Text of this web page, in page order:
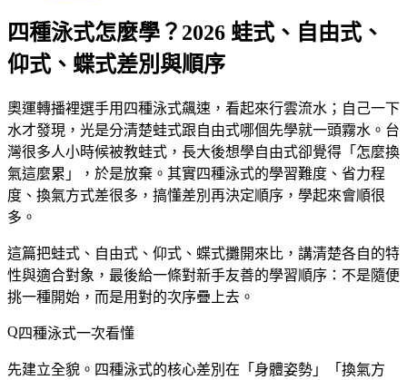
四種泳式怎麼學？2026 蛙式、自由式、
仰式、蝶式差別與順序
奧運轉播裡選手用四種泳式飆速，看起來行雲流水；自己一下
水才發現，光是分清楚蛙式跟自由式哪個先學就一頭霧水。台
灣很多人小時候被教蛙式，長大後想學自由式卻覺得「怎麼換
氣這麼累」，於是放棄。其實四種泳式的學習難度、省力程
度、換氣方式差很多，搞懂差別再決定順序，學起來會順很
多。
這篇把蛙式、自由式、仰式、蝶式攤開來比，講清楚各自的特
性與適合對象，最後給一條對新手友善的學習順序：不是隨便
挑一種開始，而是用對的次序疊上去。
四種泳式一次看懂
先建立全貌。四種泳式的核心差別在「身體姿勢」「換氣方